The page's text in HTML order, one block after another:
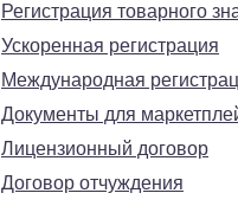
Регистрация товарного
Ускоренная регистрация
Международная
Документы для
Лицензионный договор
Договор отчуждения